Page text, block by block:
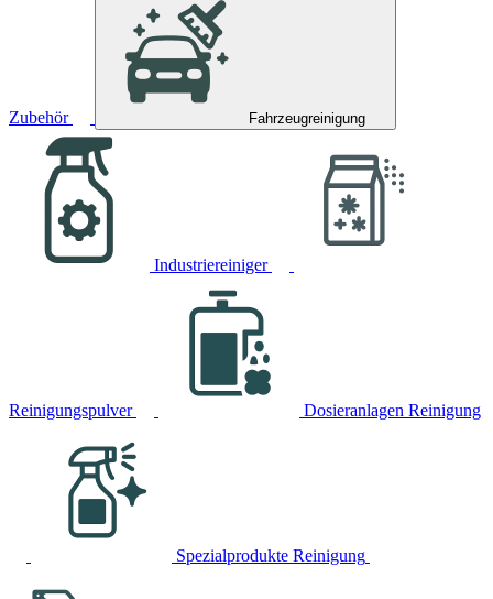
Zubehör Fahrzeugreinigung
Industriereiniger
Reinigungspulver Dosieranlagen Reinigung
Spezialprodukte Reinigung